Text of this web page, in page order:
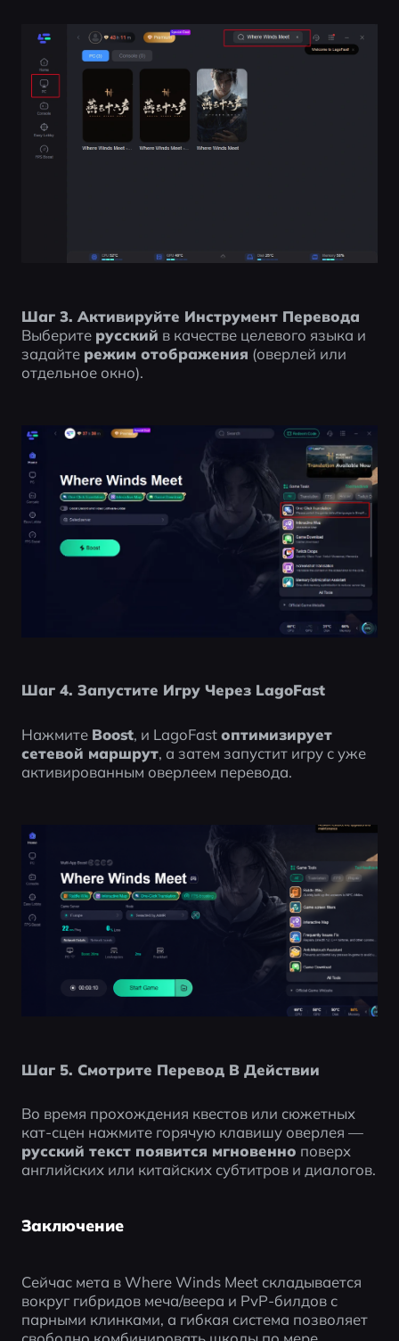
Шаг 3. Активируйте Инструмент Перевода
Выберите русский в качестве целевого языка и
задайте режим отображения (оверлей или
отдельное окно).
Шаг 4. Запустите Игру Через LagoFast
Нажмите Boost, и LagoFast оптимизирует
сетевой маршрут, а затем запустит игру с уже
активированным оверлеем перевода.
Шаг 5. Смотрите Перевод В Действии
Во время прохождения квестов или сюжетных
кат-сцен нажмите горячую клавишу оверлея —
русский текст появится мгновенно поверх
английских или китайских субтитров и диалогов.
Заключение
Сейчас мета в Where Winds Meet складывается
вокруг гибридов меча/веера и PvP-билдов с
парными клинками, а гибкая система позволяет